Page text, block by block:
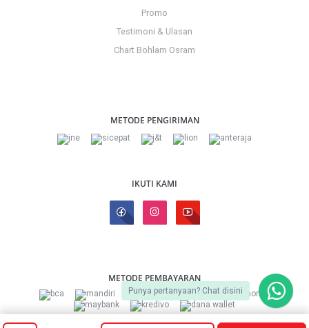
Promo
Testimoni & Ulasan
Chart Bohlam Osram
METODE PENGIRIMAN
IKUTI KAMI
METODE PEMBAYARAN
Punya pertanyaan? Chat disini